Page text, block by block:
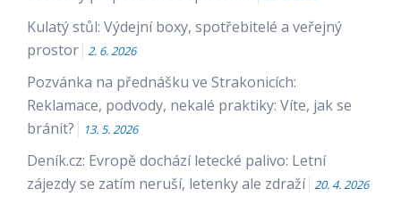
Kulatý stůl: Výdejní boxy, spotřebitelé a veřejný
prostor 2. 6. 2026
Pozvánka na přednášku ve Strakonicích:
Reklamace, podvody, nekalé praktiky: Víte, jak se
bránit?
13. 5. 2026
Deník.cz: Evropě dochází letecké palivo: Letní
zájezdy se zatím neruší, letenky ale zdraží 20. 4. 2026